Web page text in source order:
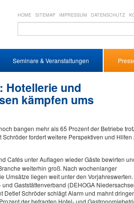
HOME SITEMAP IMPRESSUM DATENSCHUTZ
Seminare & Veranstaltungen
Hotellerie und
kämpfen ums
bangen mehr als 65 Prozent der Betriebe
fordert weitere Perspektiven und Hilfen
Cafés unter Auflagen wieder Gäste bewirten
weiterhin groß. Nach wochenlanger
Umsätze liegen weit unter den
Gaststättenverband (DEHOGA
Detlef Schröder schlägt Alarm und mahnt
der befragten Hotel- und